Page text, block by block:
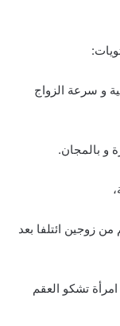
و سرعة الزواج
بالمجان.
زوجين ائتلفا بعد
تشكو العقم